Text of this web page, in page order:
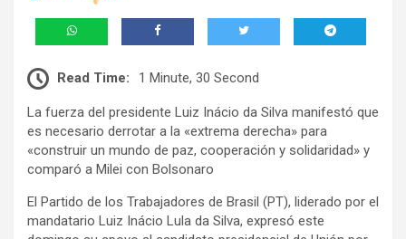
Read Time: 1 Minute, 30 Second
La fuerza del presidente Luiz Inácio da Silva manifestó que
es necesario derrotar a la «extrema derecha» para
«construir un mundo de paz, cooperación y solidaridad» y
comparó a Milei con Bolsonaro
El Partido de los Trabajadores de Brasil (PT), liderado por el
mandatario Luiz Inácio Lula da Silva, expresó este